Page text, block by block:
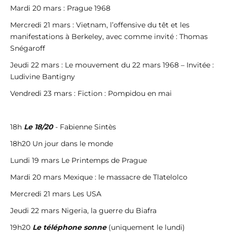
Mardi 20 mars : Prague 1968
Mercredi 21 mars : Vietnam, l’offensive du têt et les
manifestations à Berkeley, avec comme invité : Thomas
Snégaroff
Jeudi 22 mars : Le mouvement du 22 mars 1968 – Invitée :
Ludivine Bantigny
Vendredi 23 mars : Fiction : Pompidou en mai
18h Le 18/20- Fabienne Sintès
18h20 Un jour dans le monde
Lundi 19 mars Le Printemps de Prague
Mardi 20 mars Mexique : le massacre de Tlatelolco
Mercredi 21 mars Les USA
Jeudi 22 mars Nigeria, la guerre du Biafra
19h20 Le téléphone sonne(uniquement le lundi)